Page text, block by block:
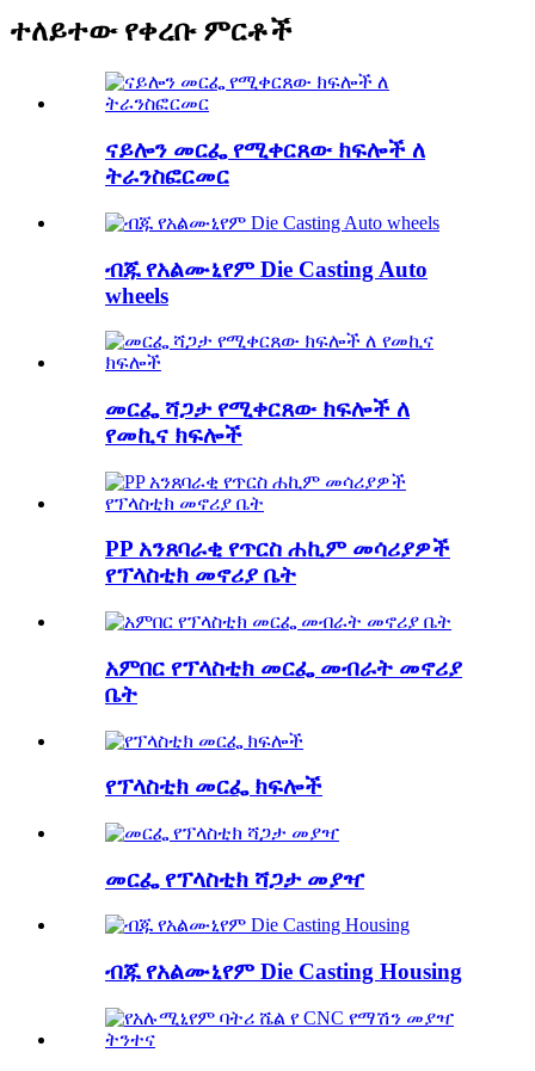
ተለይተው የቀረቡ ምርቶች
ናይሎን መርፌ የሚቀርጸው ክፍሎች ለ
ትራንስፎርመር
ብጁ የአልሙኒየም Die Casting Auto
wheels
መርፌ ሻጋታ የሚቀርጸው ክፍሎች ለ
የመኪና ክፍሎች
PP አንጸባራቂ የጥርስ ሐኪም መሳሪያዎች
የፕላስቲክ መኖሪያ ቤት
አምበር የፕላስቲክ መርፌ መብራት መኖሪያ
ቤት
የፕላስቲክ መርፌ ክፍሎች
መርፌ የፕላስቲክ ሻጋታ መያዣ
ብጁ የአልሙኒየም Die Casting Housing